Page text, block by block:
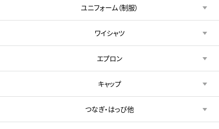
ユニフォーム（制服）
ワイシャツ
エプロン
キャップ
つなぎ・はっぴ他